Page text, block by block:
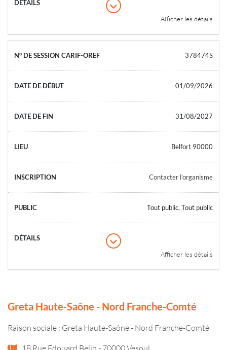
Afficher les détails
378474S
01/09/2026
31/08/2027
Belfort 90000
Contacter l’organisme
Tout public, Tout public
Afficher les détails
Greta Haute-Saône - Nord Franche-Comté
Raison sociale : Greta Haute-Saône - Nord Franche-Comté
18 Rue Edouard Belin - 70000 Vesoul